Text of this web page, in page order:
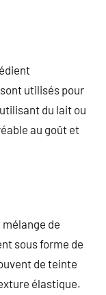
utilisés pour
du lait ou
au goût et
mélange de
sous forme de
de teinte
élastique.